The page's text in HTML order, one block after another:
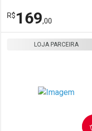
Comprar sem Desconto
Por R$ 260,00/cada
Por R$ 260,00/cada
R$169,00
LOJA PARCEIRA
COMPRAR